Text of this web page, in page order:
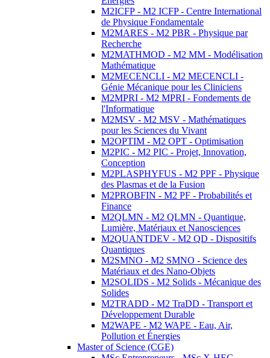
M2ICFP - M2 ICFP - Centre International
de Physique Fondamentale
M2MARES - M2 PBR - Physique par
Recherche
M2MATHMOD - M2 MM - Modélisation
Mathématique
M2MECENCLI - M2 MECENCLI -
Génie Mécanique pour les Cliniciens
M2MPRI - M2 MPRI - Fondements de
l'Informatique
M2MSV - M2 MSV - Mathématiques
pour les Sciences du Vivant
M2OPTIM - M2 OPT - Optimisation
M2PIC - M2 PIC - Projet, Innovation,
Conception
M2PLASPHYFUS - M2 PPF - Physique
des Plasmas et de la Fusion
M2PROBFIN - M2 PF - Probabilités et
Finance
M2QLMN - M2 QLMN - Quantique,
Lumière, Matériaux et Nanosciences
M2QUANTDEV - M2 QD - Dispositifs
Quantiques
M2SMNO - M2 SMNO - Science des
Matériaux et des Nano-Objets
M2SOLIDS - M2 Solids - Mécanique des
Solides
M2TRADD - M2 TraDD - Transport et
Développement Durable
M2WAPE - M2 WAPE - Eau, Air,
Pollution et Énergies
Master of Science (CGE)